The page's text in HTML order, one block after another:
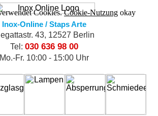
Cookies.Cookie-Nutzung okay
Inox-Online / Staps Arte
43, 12527 Berlin
Tel: 030 636 98 00
Mo.-Fr. 10:00 - 15:00 Uhr